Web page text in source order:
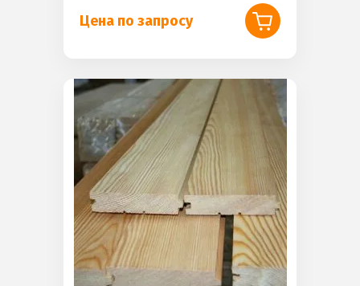
Цена по запросу